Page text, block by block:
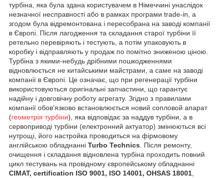
турбіна, яка була здана користувачем в Німеччині унаслідок
незначної несправності або в рамках програми trade-in, а
згодом була відремонтована і пересобрана на заводі компанії
в Європі. Після лагодження та складання старої турбіни її
ретельно перевіряють і тестують, а потім упаковують в
коробку і відправляють у продаж по помітно зниженою ціною.
Турбіна з якими-небудь дрібними пошкодженнями
відновлюється не китайськими майстрами, а саме на заводі
компанії в Європі. Це означає, що при регенерації турбіни
використовуються оригінальні запчастини, що гарантує
надійну і довговічну роботу агрегату. Згідно з правилами
компанії обов'язково встановлюється новий сопловой апарат
(геометрія турбіни), яка відповідає за наддув турбіни, а в
сервоприводі турбіни (електронний актуатор) змінюються всі
нутрощі, його настройка проводиться на фірмовому
англійською обладнанні Turbo Technics . Після ремонту,
очищення і складання відновлена турбіна проходить повний
цикл тестувань на провідному європейському обладнанні
CIMAT, certification ISO 9001, ISO 14001, OHSAS 18001